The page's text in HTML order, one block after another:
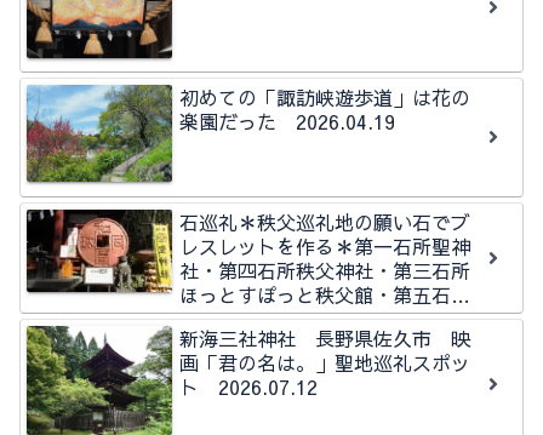
初めての「諏訪峡遊歩道」は花の
楽園だった 2026.04.19
石巡礼＊秩父巡礼地の願い石でブ
レスレットを作る＊第一石所聖神
社・第四石所秩父神社・第三石所
ほっとすぽっと秩父館・第五石所
秩父今宮神社石所
新海三社神社 長野県佐久市 映
画「君の名は。」聖地巡礼スポッ
ト 2026.07.12